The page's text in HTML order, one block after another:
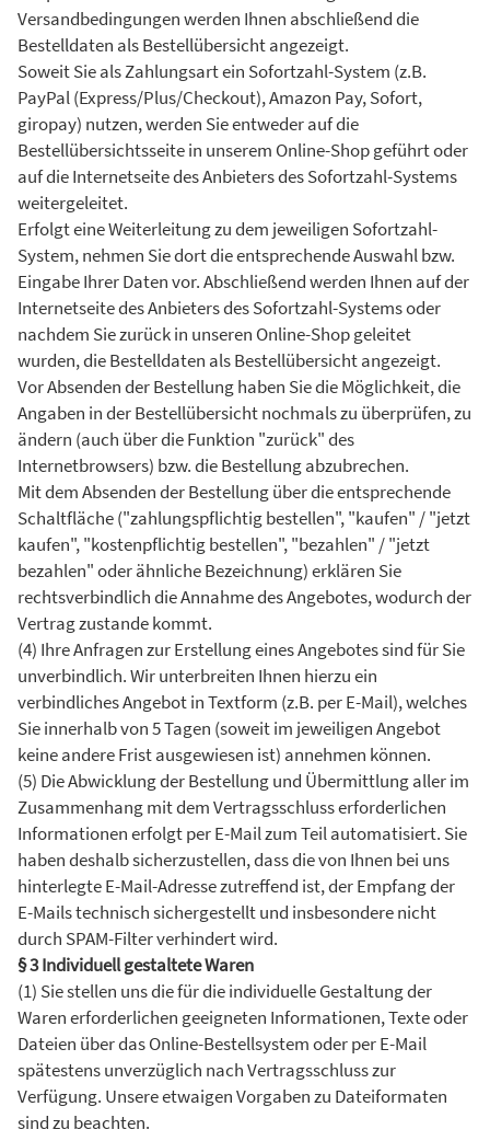
Versandbedingungen werden Ihnen abschließend die
Bestelldaten als Bestellübersicht angezeigt.
Soweit Sie als Zahlungsart ein Sofortzahl-System (z.B.
PayPal (Express/Plus/Checkout), Amazon Pay, Sofort,
giropay) nutzen, werden Sie entweder auf die
Bestellübersichtsseite in unserem Online-Shop geführt oder
auf die Internetseite des Anbieters des Sofortzahl-Systems
weitergeleitet.
Erfolgt eine Weiterleitung zu dem jeweiligen Sofortzahl-
System, nehmen Sie dort die entsprechende Auswahl bzw.
Eingabe Ihrer Daten vor. Abschließend werden Ihnen auf der
Internetseite des Anbieters des Sofortzahl-Systems oder
nachdem Sie zurück in unseren Online-Shop geleitet
wurden, die Bestelldaten als Bestellübersicht angezeigt.
Vor Absenden der Bestellung haben Sie die Möglichkeit, die
Angaben in der Bestellübersicht nochmals zu überprüfen, zu
ändern (auch über die Funktion "zurück" des
Internetbrowsers) bzw. die Bestellung abzubrechen.
Mit dem Absenden der Bestellung über die entsprechende
Schaltfläche ("zahlungspflichtig bestellen", "kaufen" / "jetzt
kaufen", "kostenpflichtig bestellen", "bezahlen" / "jetzt
bezahlen" oder ähnliche Bezeichnung) erklären Sie
rechtsverbindlich die Annahme des Angebotes, wodurch der
Vertrag zustande kommt.
(4) Ihre Anfragen zur Erstellung eines Angebotes sind für Sie
unverbindlich. Wir unterbreiten Ihnen hierzu ein
verbindliches Angebot in Textform (z.B. per E-Mail), welches
Sie innerhalb von 5 Tagen (soweit im jeweiligen Angebot
keine andere Frist ausgewiesen ist) annehmen können.
(5) Die Abwicklung der Bestellung und Übermittlung aller im
Zusammenhang mit dem Vertragsschluss erforderlichen
Informationen erfolgt per E-Mail zum Teil automatisiert. Sie
haben deshalb sicherzustellen, dass die von Ihnen bei uns
hinterlegte E-Mail-Adresse zutreffend ist, der Empfang der
E-Mails technisch sichergestellt und insbesondere nicht
durch SPAM-Filter verhindert wird.
§ 3 Individuell gestaltete Waren
(1) Sie stellen uns die für die individuelle Gestaltung der
Waren erforderlichen geeigneten Informationen, Texte oder
Dateien über das Online-Bestellsystem oder per E-Mail
spätestens unverzüglich nach Vertragsschluss zur
Verfügung. Unsere etwaigen Vorgaben zu Dateiformaten
sind zu beachten.